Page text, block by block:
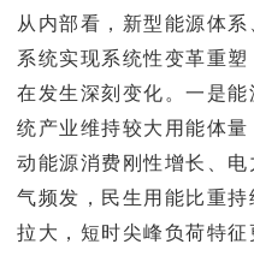
从内部看，新型能源体
系统实现系统性变革重
在发生深刻变化。一是
统产业维持较大用能体
动能源消费刚性增长、
气频发，民生用能比重
拉大，短时尖峰负荷特